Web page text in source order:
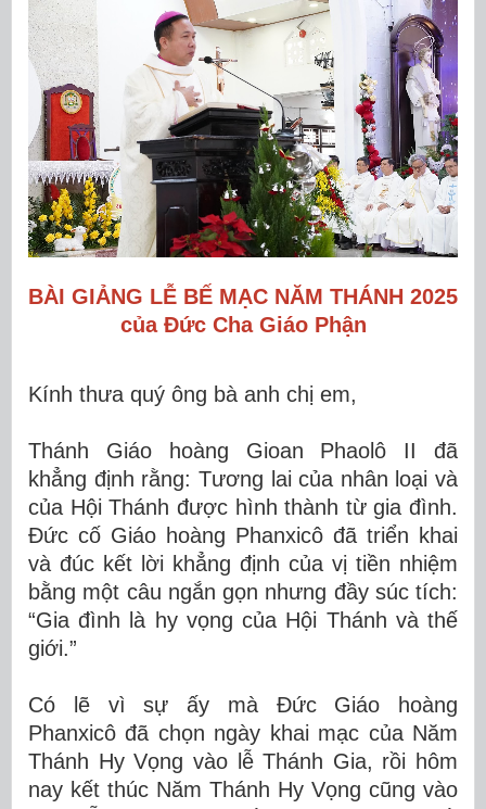
BÀI GIẢNG LỄ BẾ MẠC NĂM THÁNH 2025
của Đức Cha Giáo Phận
Kính thưa quý ông bà anh chị em,
Thánh Giáo hoàng Gioan Phaolô II đã
khẳng định rằng: Tương lai của nhân loại và
của Hội Thánh được hình thành từ gia đình.
Đức cố Giáo hoàng Phanxicô đã triển khai
và đúc kết lời khẳng định của vị tiền nhiệm
bằng một câu ngắn gọn nhưng đầy súc tích:
“Gia đình là hy vọng của Hội Thánh và thế
giới.”
Có lẽ vì sự ấy mà Đức Giáo hoàng
Phanxicô đã chọn ngày khai mạc của Năm
Thánh Hy Vọng vào lễ Thánh Gia, rồi hôm
nay kết thúc Năm Thánh Hy Vọng cũng vào